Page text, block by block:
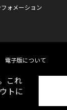
ォメーション
電子版について
これ
トに